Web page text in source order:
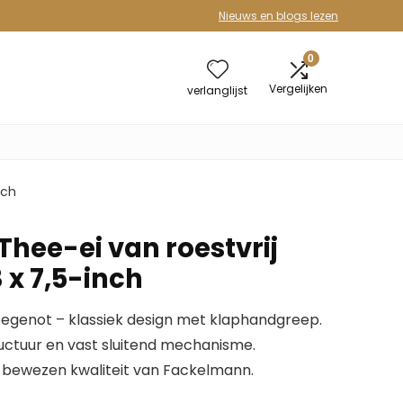
Nieuws en blogs lezen
verlanglijst
0
Vergelijken
ei van roestvrij
x 7,5-inch
– klassiek design met klaphandgreep.
en vast sluitend mechanisme.
kwaliteit van Fackelmann.